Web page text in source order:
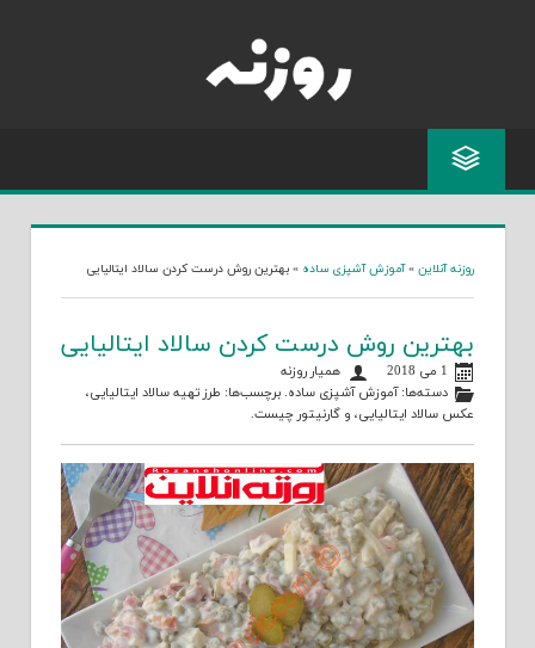
روزنه آنلاین »آموزش آشپزی ساده » بهترین روش درست کردن سالاد ایتالیایی
بهترین روش درست کردن سالاد ایتالیایی
1 می 2018
همیار روزنه
دسته‌ها:آموزش آشپزی ساده. برچسب‌ها: طرز تهیه سالاد ایتالیایی،
عکس سالاد ایتالیایی، و گارنیتور چیست.